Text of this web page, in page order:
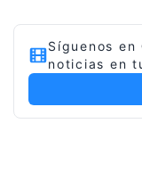
Síguenos en
noticias en